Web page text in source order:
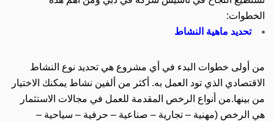
الخطوات:
تحديد ماهية النشاط
من أولى خطوات البدء في أي مشروع هي تحديد نوع النشاط
الاقتصادي الذي تود العمل به. أكثر من ألفين نشاط يمكنك الاختيار
من بينها.من أنواع الرخص المقدمة للعمل في مجالات الاستثمار
هي الرخص (مهنية – تجارية – صناعية – حرفية – سياحية –